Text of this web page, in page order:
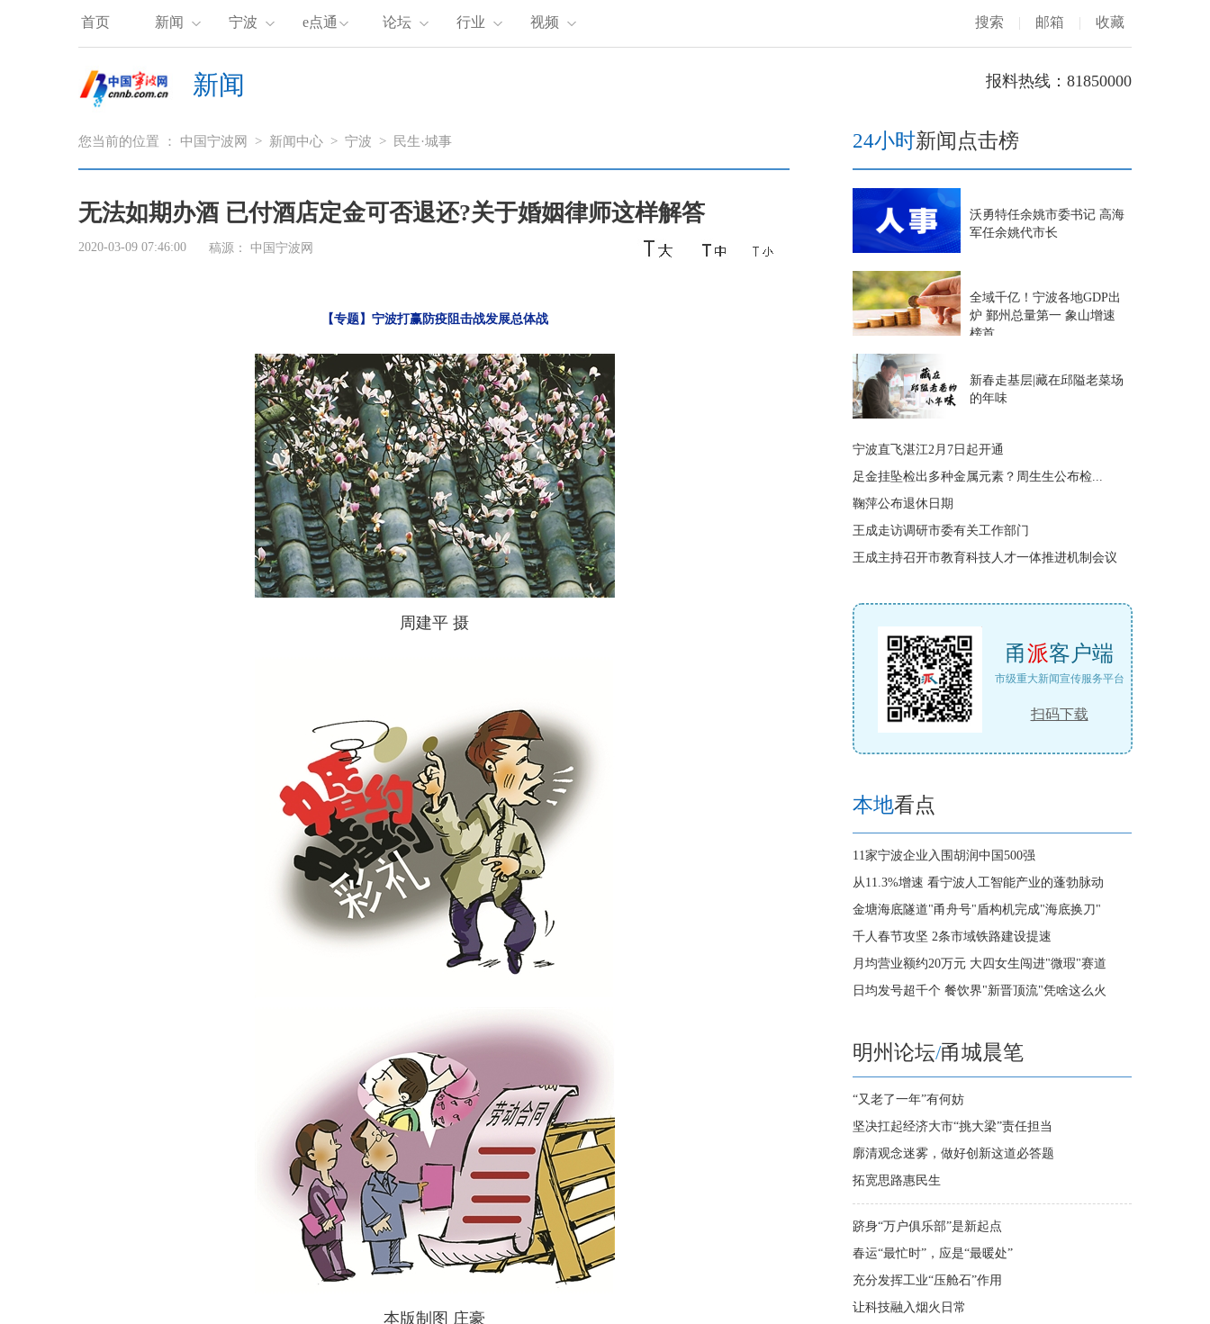
首页 新闻 宁波 e点通 论坛 行业 视频 搜索 | 邮箱 | 收藏
新闻 报料热线：81850000
您当前的位置 ： 中国宁波网 > 新闻中心 > 宁波 > 民生·城事
无法如期办酒 已付酒店定金可否退还?关于婚姻律师这样解答
2020-03-09 07:46:00 稿源： 中国宁波网
【专题】宁波打赢防疫阻击战发展总体战
周建平 摄
本版制图 庄豪
24小时新闻点击榜
沃勇特任余姚市委书记 高海
军任余姚代市长
全域千亿！宁波各地GDP出
炉 鄞州总量第一 象山增速
榜首
新春走基层|藏在邱隘老菜场
的年味
宁波直飞湛江2月7日起开通
足金挂坠检出多种金属元素？周生生公布检...
鞠萍公布退休日期
王成走访调研市委有关工作部门
王成主持召开市教育科技人才一体推进机制会议
甬派客户端
市级重大新闻宣传服务平台
扫码下载
本地看点
11家宁波企业入围胡润中国500强
从11.3%增速 看宁波人工智能产业的蓬勃脉动
金塘海底隧道"甬舟号"盾构机完成"海底换刀"
千人春节攻坚 2条市域铁路建设提速
月均营业额约20万元 大四女生闯进"微瑕"赛道
日均发号超千个 餐饮界"新晋顶流"凭啥这么火
明州论坛/甬城晨笔
“又老了一年”有何妨
坚决扛起经济大市“挑大梁”责任担当
廓清观念迷雾，做好创新这道必答题
拓宽思路惠民生
跻身“万户俱乐部”是新起点
春运“最忙时”，应是“最暖处”
充分发挥工业“压舱石”作用
让科技融入烟火日常